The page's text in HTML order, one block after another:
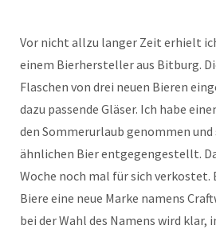
Vor nicht allzu langer Zeit erhielt
einem Bierhersteller aus Bitburg.
Flaschen von drei neuen Bieren
dazu passende Gläser. Ich habe
den Sommerurlaub genommen und
ähnlichen Bier entgegengestellt.
Woche noch mal für sich
Biere eine neue Marke namens
bei der Wahl des Namens wird klar,